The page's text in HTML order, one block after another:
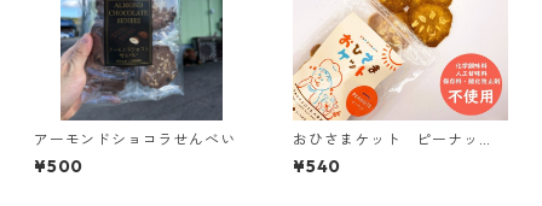
アーモンドショコラせんべい
¥500
おひさまケット ピーナッ
ツ PEANUTS【おひさまのお
やつシリーズ】
¥540